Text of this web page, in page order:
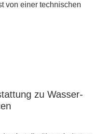
von einer technischen
zu Wasser-